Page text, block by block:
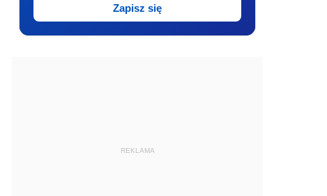
Zapisz się
REKLAMA